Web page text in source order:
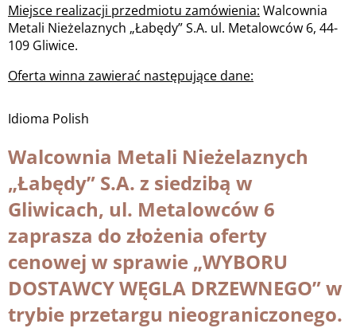
Miejsce realizacji przedmiotu zamówienia: Walcownia
Metali Nieżelaznych „Łabędy” S.A. ul. Metalowców 6, 44-
109 Gliwice.
Oferta winna zawierać następujące dane:
Idioma Polish
Walcownia Metali Nieżelaznych
„Łabędy” S.A. z siedzibą w
Gliwicach, ul. Metalowców 6
zaprasza do złożenia oferty
cenowej w sprawie „WYBORU
DOSTAWCY WĘGLA DRZEWNEGO” w
trybie przetargu nieograniczonego.